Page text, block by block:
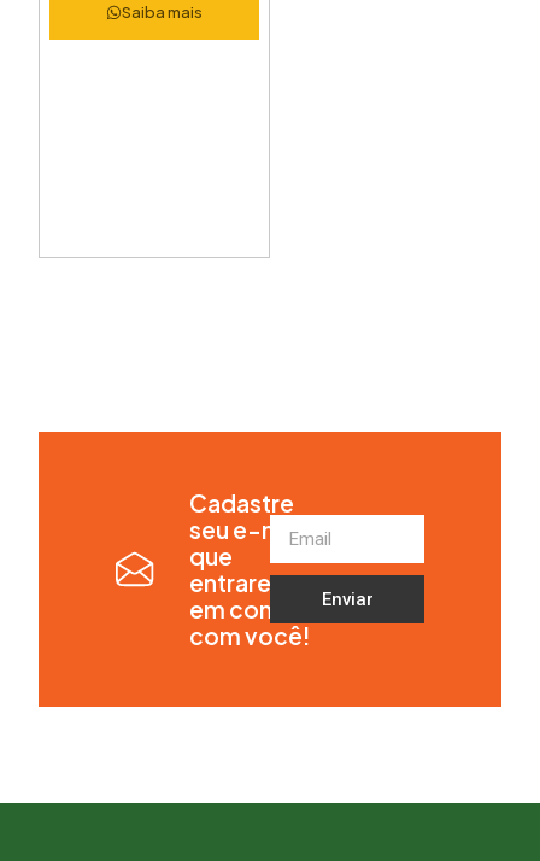
Saiba mais
Cadastre
seu e-mail
que
entraremos
em contato
com você!
Enviar